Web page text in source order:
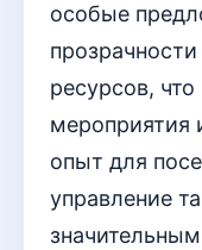
особые
ресурсов,
мероприятия
опыт для
управление